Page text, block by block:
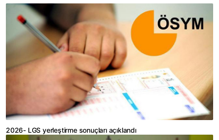
2026- LGS yerleştirme sonuçları açıklandı